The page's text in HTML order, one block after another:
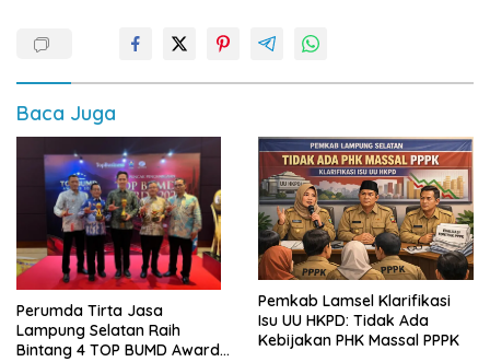
Baca Juga
Perumda Tirta Jasa
Lampung Selatan Raih
Bintang 4 TOP BUMD Awards
Pemkab Lamsel Klarifikasi
Isu UU HKPD: Tidak Ada
Kebijakan PHK Massal PPPK